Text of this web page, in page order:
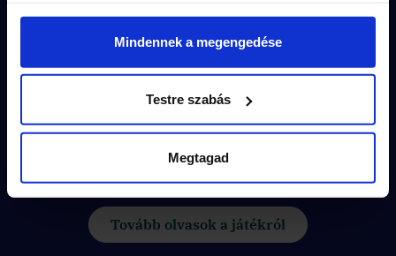
módosíthatja. További részletekről olvashat Adatkezelési
tájékoztatónkban.Mindennek a megengedése
Testre szabás
Megtagad
A várostitkos részleteirejtik a
megoldásokat.
Vedd meg pár kattintással ésjátsszatok
Tovább olvasok a játékról